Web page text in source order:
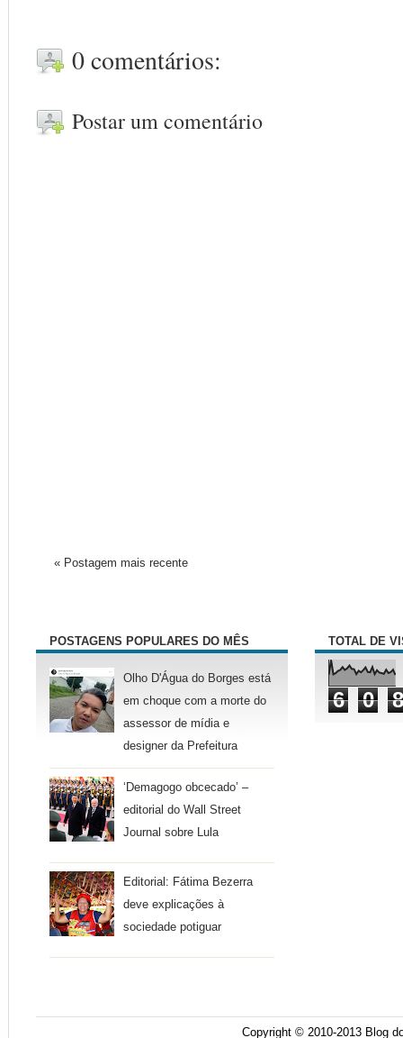
0 comentários:
Postar um comentário
« Postagem mais recente
POSTAGENS POPULARES DO MÊS
Olho D'Água do Borges está
em choque com a morte do
assessor de mídia e
designer da Prefeitura
‘Demagogo obcecado’ –
editorial do Wall Street
Journal sobre Lula
Editorial: Fátima Bezerra
deve explicações à
sociedade potiguar
TOTAL DE
6 0 8
Copyright © 2010-2013 Blog